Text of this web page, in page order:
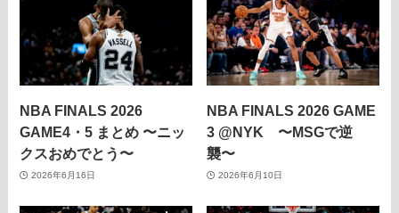
NBA FINALS 2026
GAME4・5 まとめ 〜ニッ
クスおめでとう〜
2026年6月16日
NBA FINALS 2026 GAME
3 @NYK 〜MSGで逆
襲〜
2026年6月10日